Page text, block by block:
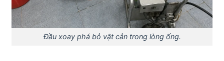
Đầu xoay phá bỏ vật cản trong lòng ống.